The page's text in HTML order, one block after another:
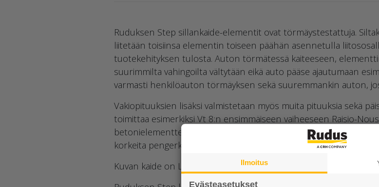
Ruduksen Step sillankaide-elementit ovat törmäystestattuja.
liitetään toisiinsa elementin toiseen päähän asennetulla
tuotekehityksen tulosta. Auton törmätessä kaiteeseen,
suurimmilta vahingoilta vältytään eikä auto pääse ajautumaan
varmasti henkilöauton törmäyksen sekä suuremmankin auton,
Vakiopituuksien lisäksi valmistetaan myös muita pituuksia sekä
toimittaa esimerkiksi Vt 8:n ensimmäiseen vaiheeseen Raisio-
betonielementtejä parin kilometrin matkalle. Kaide-elementtejä
korkeita pengerkaiteita.
Kuvan kaide on Loviisan liittymästä.Ilmoitus
Evästeasetukset